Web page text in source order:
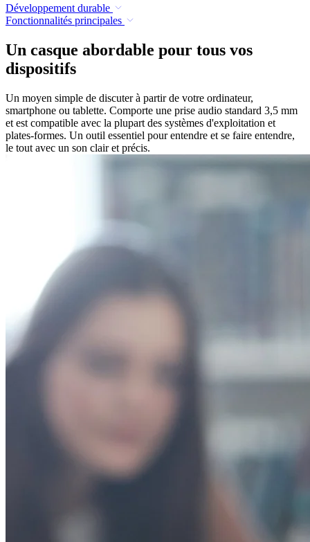
Développement durable
Fonctionnalités principales
Un casque abordable pour tous vos
dispositifs
Un moyen simple de discuter à partir de votre ordinateur,
smartphone ou tablette. Comporte une prise audio standard 3,5 mm
et est compatible avec la plupart des systèmes d'exploitation et
plates-formes. Un outil essentiel pour entendre et se faire entendre,
le tout avec un son clair et précis.